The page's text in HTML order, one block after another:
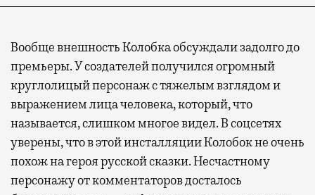
Вообще внешность Колобка обсуждали задолго до
премьеры. У создателей получился огромный
круглолицый персонаж с тяжелым взглядом и
выражением лица человека, который, что
называется, слишком многое видел. В соцсетях
уверены, что в этой инсталляции Колобок не очень
похож на героя русской сказки. Несчастному
персонажу от комментаторов досталось